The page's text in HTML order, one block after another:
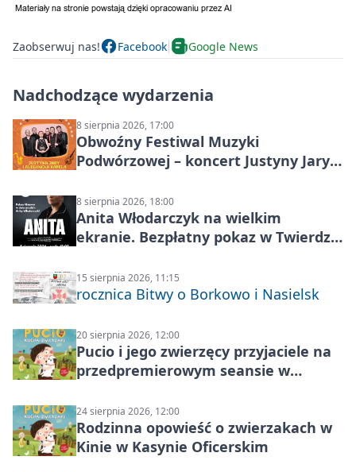
Zaobserwuj nas! Facebook Google News
Nadchodzące wydarzenia
8 sierpnia 2026, 17:00
Obwoźny Festiwal Muzyki
Podwórzowej – koncert Justyny Jary i
8 sierpnia 2026, 18:00
Anita Włodarczyk na wielkim
ekranie. Bezpłatny pokaz w Twierdzy
15 sierpnia 2026, 11:15
rocznica Bitwy o Borkowo i Nasielsk
20 sierpnia 2026, 12:00
Pucio i jego zwierzęcy przyjaciele na
przedpremierowym seansie w
24 sierpnia 2026, 12:00
Rodzinna opowieść o zwierzakach w
Kinie w Kasynie Oficerskim